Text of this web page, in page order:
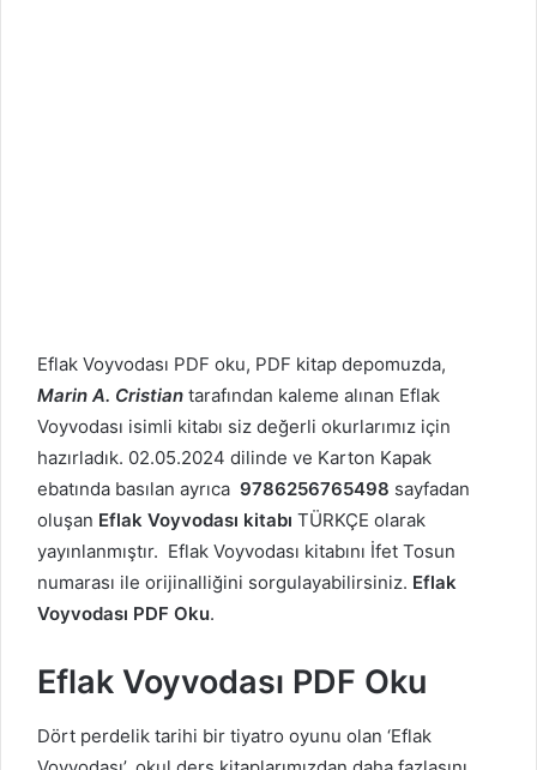
Eflak Voyvodası PDF oku, PDF kitap depomuzda,
Marin A. Cristian tarafından kaleme alınan Eflak
Voyvodası isimli kitabı siz değerli okurlarımız için
hazırladık. 02.05.2024 dilinde ve Karton Kapak
ebatında basılan ayrıca 9786256765498 sayfadan
oluşan Eflak Voyvodası kitabı TÜRKÇE olarak
yayınlanmıştır. Eflak Voyvodası kitabını İfet Tosun
numarası ile orijinalliğini sorgulayabilirsiniz. Eflak
Voyvodası PDF Oku.
Eflak Voyvodası PDF Oku
Dört perdelik tarihi bir tiyatro oyunu olan ‘Eflak